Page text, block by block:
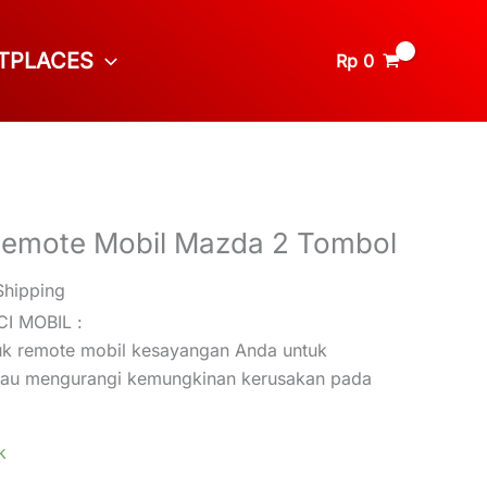
Rp 0
Mobil Mazda 2 Tombol
MOBIL :
remote mobil kesayangan Anda untuk
mengurangi kemungkinan kerusakan pada